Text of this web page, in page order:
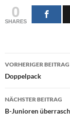
0
SHARES
VORHERIGER BEITRAG
Doppelpack
NÄCHSTER BEITRAG
B-Junioren